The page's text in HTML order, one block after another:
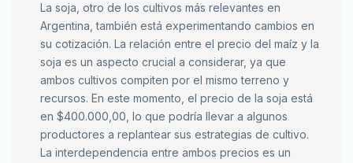
La soja, otro de los cultivos más relevantes en
Argentina, también está experimentando cambios en
su cotización. La relación entre el precio del maíz y la
soja es un aspecto crucial a considerar, ya que
ambos cultivos compiten por el mismo terreno y
recursos. En este momento, el precio de la soja está
en $400.000,00, lo que podría llevar a algunos
productores a replantear sus estrategias de cultivo.
La interdependencia entre ambos precios es un